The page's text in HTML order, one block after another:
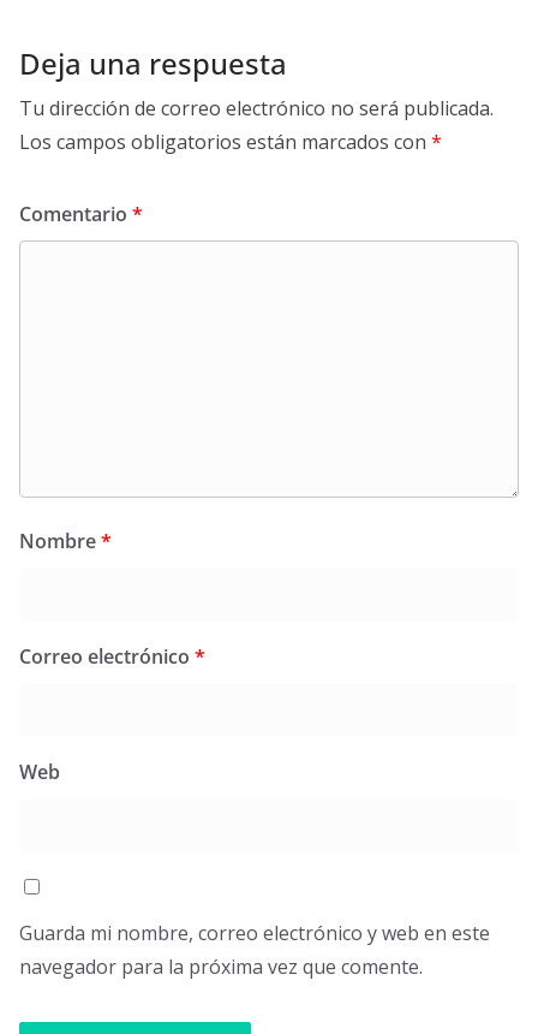
Deja una respuesta
Tu dirección de correo electrónico no será publicada.
Los campos obligatorios están marcados con *
Comentario *
Nombre*
Correo electrónico *
Web
Guarda mi nombre, correo electrónico y web en este
navegador para la próxima vez que comente.